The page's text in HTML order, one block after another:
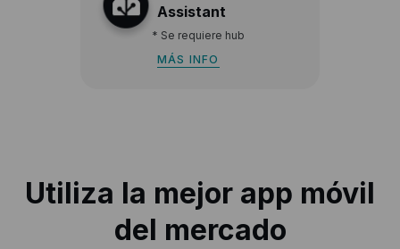
Assistant
* Se requiere hub
MÁS INFO
Utiliza la mejor app móvil
del mercado